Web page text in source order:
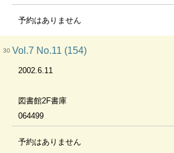
予約はありません
30 Vol.7 No.11 (154)
2002.6.11
図書館2F書庫
064499
予約はありません